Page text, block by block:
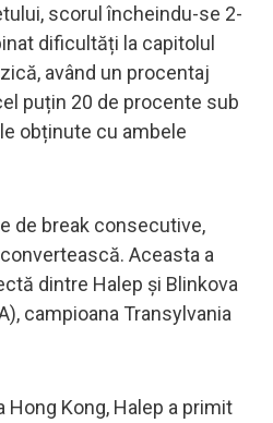
scorul încheindu-se 2-
dificultăți la capitolul
având un procentaj
puțin 20 de procente sub
obținute cu ambele
de break consecutive,
Aceasta a
dintre Halep și Blinkova
campioana Transylvania
Kong, Halep a primit